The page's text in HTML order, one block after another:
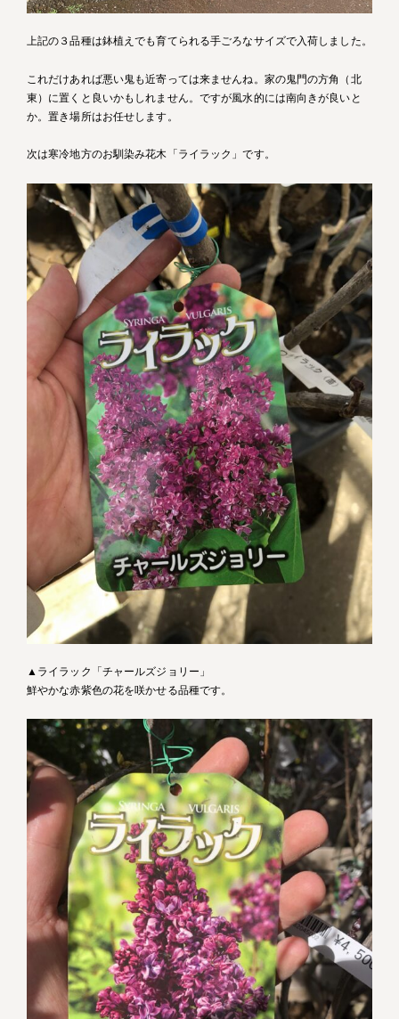
上記の３品種は鉢植えでも育てられる手ごろなサイズで入荷しました。
これだけあれば悪い鬼も近寄っては来ませんね。家の鬼門の方角（北
東）に置くと良いかもしれません。ですが風水的には南向きが良いと
か。置き場所はお任せします。
次は寒冷地方のお馴染み花木「ライラック」です。
▲ライラック「チャールズジョリー」
鮮やかな赤紫色の花を咲かせる品種です。